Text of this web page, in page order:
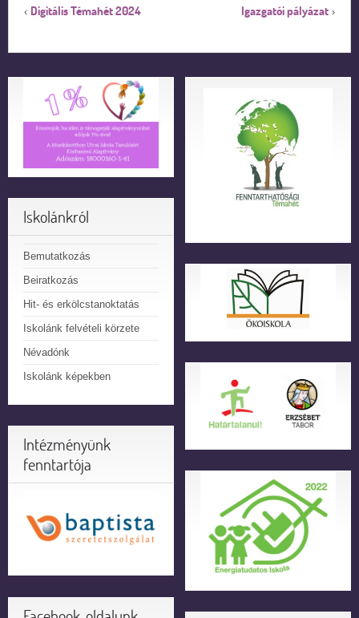
‹ Digitális Témahét 2024 Igazgatói pályázat ›
Iskolánkról
Bemutatkozás
Beiratkozás
Hit- és erkölcstanoktatás
Iskolánk felvételi körzete
Névadónk
Iskolánk képekben
Intézményünk
fenntartója